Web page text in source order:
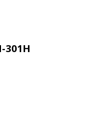
301H